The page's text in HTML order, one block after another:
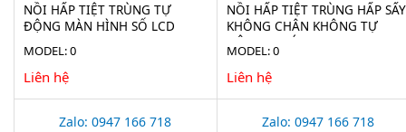
NỒI HẤP TIỆT TRÙNG TỰ
ĐỘNG MÀN HÌNH SỐ LCD
MODEL: 0
Liên hệ
NỒI HẤP TIỆT TRÙNG HẤP SẤY
KHÔNG CHÂN KHÔNG TỰ
ĐỘNG 75 LÍT JIBIMED LS-75HV
MODEL: 0
Liên hệ
Zalo: 0947 166 718 Zalo: 0947 166 718